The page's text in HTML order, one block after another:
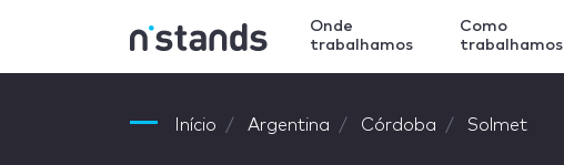
Onde
trabalhamos
Como
trabalhamos
Início Argentina Córdoba Solmet